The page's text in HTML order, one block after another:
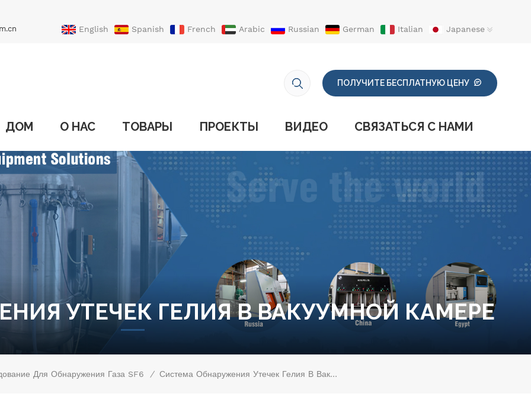
English Spanish French Arabic Russian German Italian
Japanese
ПОЛУЧИТЕ БЕСПЛАТНУЮ ЦЕНУ
ДОМ О НАС ТОВАРЫ ПРОЕКТЫ ВИДЕО СВЯЗАТЬСЯ С НАМИ
УТЕЧЕК ГЕЛИЯ В ВАКУУМНОЙ КАМЕРЕ
Для Обнаружения Газа SF6 / Система Обнаружения Утечек Гелия В Вакуумной Камере